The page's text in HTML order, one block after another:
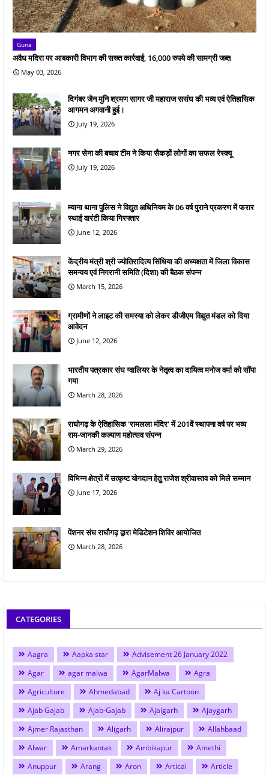
Guna
अवैध मदिरा पर आबकारी विभाग की सख्त कार्रवाई, 16,000 रुपये की सामग्री जब्त
May 03, 2026
दिगंबर जैन मुनि श्रमण सागर जी महाराज ससंघ की भव्य एवं ऐतिहासिक
आगमन अगवानी हुई।
July 19, 2026
नगर सेना की बचाव टीम ने किया सैकड़ों लोगों का सफल रेस्क्यू
July 19, 2026
म्याना थाना पुलिस ने विद्युत अधिनियम के 06 वर्ष पुराने प्रकरण में फरार
स्थाई वारंटी किया गिरफ्तार
June 12, 2026
केंद्रीय मंत्री श्री ज्योतिरादित्य सिंधिया की अध्यक्षता में जिला विकास
समन्वय एवं निगरानी समिति (दिशा) की बैठक संपन्न
March 15, 2026
ग्रामीणों ने लाइट की समस्या को लेकर डीजीएम विद्युत मंडल को दिया
आवेदन
June 12, 2026
भारतीय पत्रकार संघ ग्वालियर के नेतृत्व का दायित्व मनोज वर्मा को सौंपा
गया
March 28, 2026
राघोगढ़ के ऐतिहासिक 'रामलला मंदिर' में 201वें स्थापना वर्ष पर भव्य
राम-जानकी कल्याण महोत्सव संपन्न
March 29, 2026
विभिन्न क्षेत्रों में उत्कृष्ट योगदान हेतु राजेश श्रीवास्तव को मिले सम्मान
June 17, 2026
पेंशनर संघ राघौगढ़ द्वारा मेडिटेशन शिविर आयोजित
March 28, 2026
CATEGORIES
Aagra Aapka star
Advisement 26 January 2022
Agar
agar malwa AgarMalwa
Agra
Agriculture
Ahmedabad
Aj ka Cartoon
Ajab Gajab
Ajab-Gajab Ajaigarh
Ajaygarh
Ajmer Rajasthan
Aligarh Alirajpur
Allahbaad
Alwar
Amarkantak Ambikapur
Amethi
Anuppur
Arang Aron Artical Article